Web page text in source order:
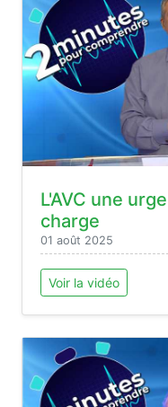
L'AVC une
charge
01 août 2025
Voir la vidéo